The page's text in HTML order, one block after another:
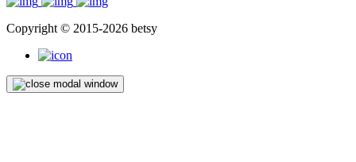
Copyright © 2015-2026 betsy